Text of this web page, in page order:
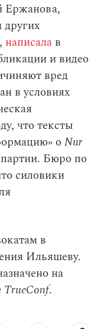
Ержанова,
других
написала в
и видео
вред
в условиях
что тексты
оNur
Бюро по
силовики
в
Ильяшеву.
на
TrueConf.